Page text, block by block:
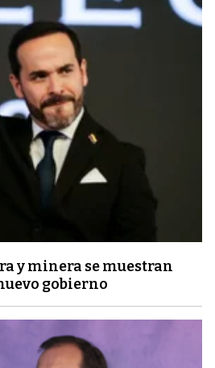
y minera se muestran
gobierno